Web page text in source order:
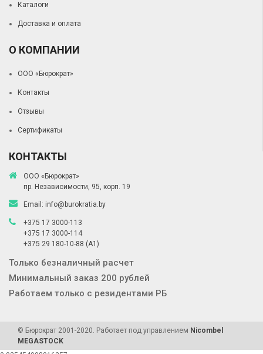
Каталоги
Доставка и оплата
О КОМПАНИИ
ООО «Бюрократ»
Контакты
Отзывы
Сертификаты
КОНТАКТЫ
ООО «Бюрократ»
пр. Независимости, 95, корп. 19
Email: info@burokratia.by
+375 17 3000-113
+375 17 3000-114
+375 29 180-10-88 (A1)
Только безналичный расчет
Минимальный заказ 200 рублей
Работаем только с резидентами РБ
© Бюрократ 2001-2020. Работает под управлением Nicombel
MEGASTOCK